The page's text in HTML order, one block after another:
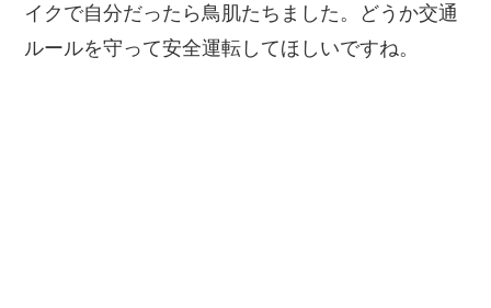
イクで自分だったら鳥肌たちました。どうか交通
ルールを守って安全運転してほしいですね。